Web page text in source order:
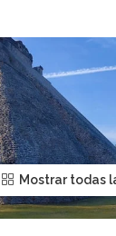
Mostrar todas